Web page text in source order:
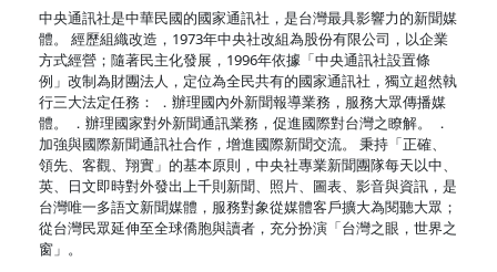
中央通訊社是中華民國的國家通訊社，是台灣最具影響力的新聞媒
體。 經歷組織改造，1973年中央社改組為股份有限公司，以企業
方式經營；隨著民主化發展，1996年依據「中央通訊社設置條
例」改制為財團法人，定位為全民共有的國家通訊社，獨立超然執
行三大法定任務： ．辦理國內外新聞報導業務，服務大眾傳播媒
體。 ．辦理國家對外新聞通訊業務，促進國際對台灣之瞭解。 ．
加強與國際新聞通訊社合作，增進國際新聞交流。 秉持「正確、
領先、客觀、翔實」的基本原則，中央社專業新聞團隊每天以中、
英、日文即時對外發出上千則新聞、照片、圖表、影音與資訊，是
台灣唯一多語文新聞媒體，服務對象從媒體客戶擴大為閱聽大眾；
從台灣民眾延伸至全球僑胞與讀者，充分扮演「台灣之眼，世界之
窗」。